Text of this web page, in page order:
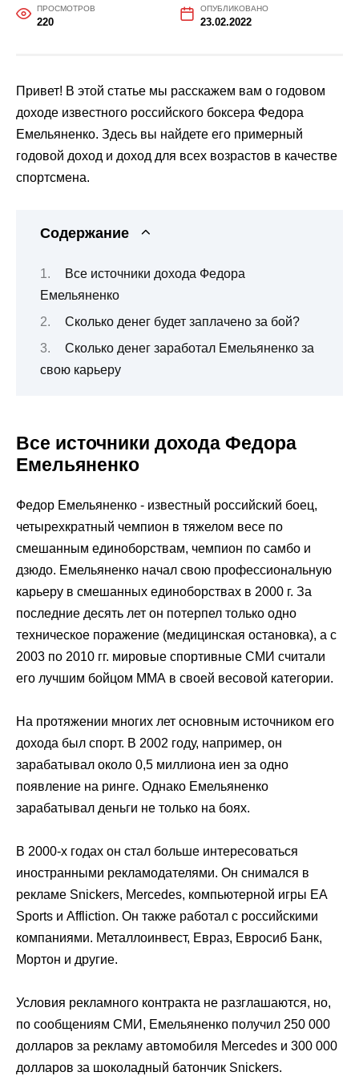
ПРОСМОТРОВ
220
ОПУБЛИКОВАНО
23.02.2022
Привет! В этой статье мы расскажем вам о годовом
доходе известного российского боксера Федора
Емельяненко. Здесь вы найдете его примерный
годовой доход и доход для всех возрастов в качестве
спортсмена.
Содержание
Все источники дохода Федора
Емельяненко
Сколько денег будет заплачено за бой?
Сколько денег заработал Емельяненко за
свою карьеру
Все источники дохода Федора
Емельяненко
Федор Емельяненко - известный российский боец,
четырехкратный чемпион в тяжелом весе по
смешанным единоборствам, чемпион по самбо и
дзюдо. Емельяненко начал свою профессиональную
карьеру в смешанных единоборствах в 2000 г. За
последние десять лет он потерпел только одно
техническое поражение (медицинская остановка), а с
2003 по 2010 гг. мировые спортивные СМИ считали
его лучшим бойцом ММА в своей весовой категории.
На протяжении многих лет основным источником его
дохода был спорт. В 2002 году, например, он
зарабатывал около 0,5 миллиона иен за одно
появление на ринге. Однако Емельяненко
зарабатывал деньги не только на боях.
В 2000-х годах он стал больше интересоваться
иностранными рекламодателями. Он снимался в
рекламе Snickers, Mercedes, компьютерной игры EA
Sports и Affliction. Он также работал с российскими
компаниями. Металлоинвест, Евраз, Евросиб Банк,
Мортон и другие.
Условия рекламного контракта не разглашаются, но,
по сообщениям СМИ, Емельяненко получил 250 000
долларов за рекламу автомобиля Mercedes и 300 000
долларов за шоколадный батончик Snickers.